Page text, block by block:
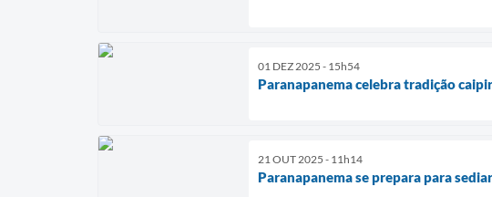
01 DEZ 2025 - 15h54
Paranapanema celebra tradição
21 OUT 2025 - 11h14
Paranapanema se prepara para